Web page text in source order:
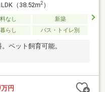
（38.52m2）
なし
新築
らし バス・トイレ別
ペット飼育可能。
万円